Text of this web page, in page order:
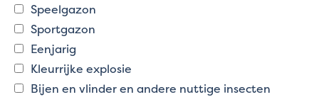
Speelgazon
Sportgazon
Eenjarig
Kleurrijke explosie
Bijen en vlinder en andere nuttige insecten